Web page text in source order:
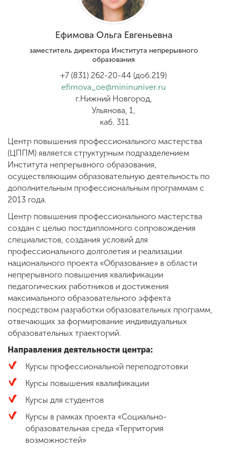
Международная
Другие виды
деятельности
Студенческая жизнь
Сведения об
образовательной
организации
ENG SPN CHI
Приемная
комиссия
+7 (831) 262-26-20
Ефимова Ольга Евгеньевна
заместитель директора Института непрерывного
образования
+7 (831) 262-20-44 (доб.219)
efimova_oe@mininuniver.ru
г.Нижний Новгород,
Ульянова, 1,
каб. 311
Центр повышения профессионального мастерства
(ЦППМ) является структурным подразделением
Института непрерывного образования,
осуществляющим образовательную деятельность по
дополнительным профессиональным программам с
2013 года.
Центр повышения профессионального мастерства
создан с целью постдипломного сопровождения
специалистов, создания условий для
профессионального долголетия и реализации
национального проекта «Образование» в области
непрерывного повышения квалификации
педагогических работников и достижения
максимального образовательного эффекта
посредством разработки образовательных программ,
отвечающих за формирование индивидуальных
образовательных траекторий.
Направления деятельности центра:
Курсы профессиональной переподготовки
Курсы повышения квалификации
Курсы для студентов
Курсы в рамках проекта «Социально-
образовательная среда «Территория
возможностей»